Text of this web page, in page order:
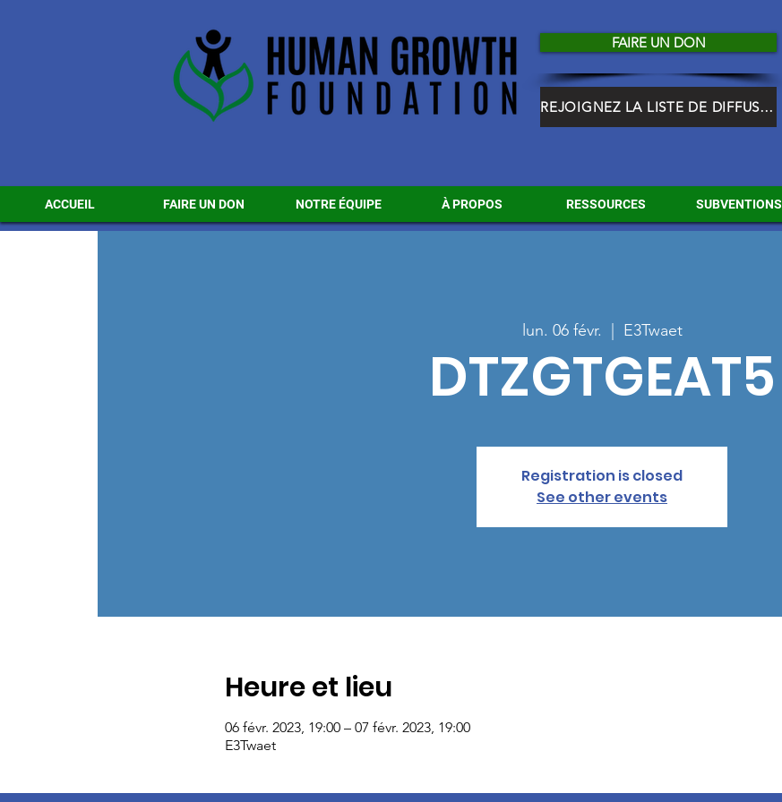
FAIRE UN DON
REJOIGNEZ LA LISTE DE DIFFUSION HGF
ACCUEIL FAIRE UN DON NOTRE ÉQUIPE À PROPOS RESSOURCES SUBVENTIONS
lun. 06 févr. E3Twaet
DTZGTGEAT5
Registration is closed
See other events
Heure et lieu
06 févr. 2023, 19:00 – 07 févr. 2023, 19:00
E3Twaet